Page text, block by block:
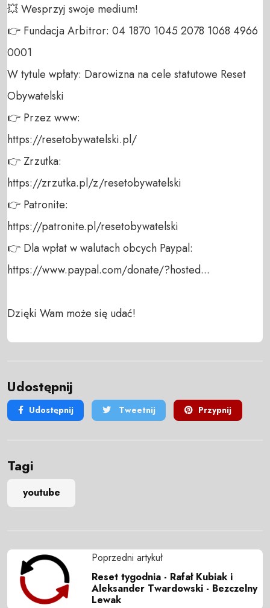
💥 Wesprzyj swoje medium!
👉 Fundacja Arbitror: 04 1870 1045 2078 1068 4966
0001
W tytule wpłaty: Darowizna na cele statutowe Reset
Obywatelski
👉 Przez www:
https://resetobywatelski.pl/
👉 Zrzutka:
https://zrzutka.pl/z/resetobywatelski
👉 Patronite:
https://patronite.pl/resetobywatelski
👉 Dla wpłat w walutach obcych Paypal:
https://www.paypal.com/donate/?hosted...
Dzięki Wam może się udać!
Udostępnij
Udostępnij Tweetnij Przypnij
Tagi
youtube
Poprzedni artykuł
Reset tygodnia - Rafał Kubiak i
Aleksander Twardowski - Bezczelny
Lewak